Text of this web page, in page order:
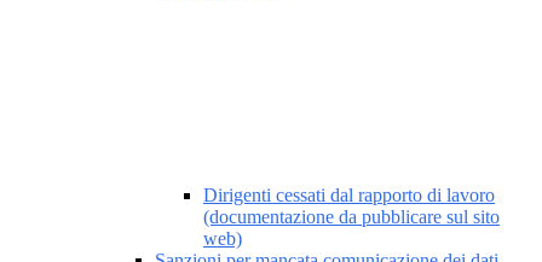
Dirigenti cessati dal rapporto di lavoro
(documentazione da pubblicare sul sito
web)